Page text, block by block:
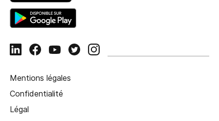
Mentions légales
Confidentialité
Légal